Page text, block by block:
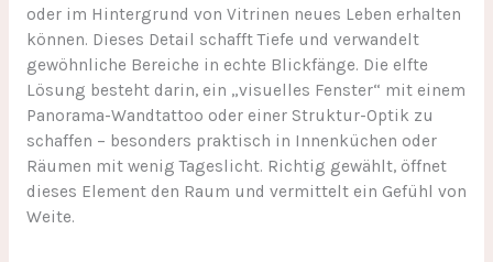
oder im Hintergrund von Vitrinen neues Leben erhalten
können. Dieses Detail schafft Tiefe und verwandelt
gewöhnliche Bereiche in echte Blickfänge. Die elfte
Lösung besteht darin, ein „visuelles Fenster“ mit einem
Panorama-Wandtattoo oder einer Struktur-Optik zu
schaffen – besonders praktisch in Innenküchen oder
Räumen mit wenig Tageslicht. Richtig gewählt, öffnet
dieses Element den Raum und vermittelt ein Gefühl von
Weite.